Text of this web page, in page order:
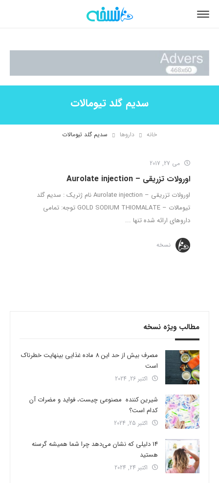
سدیم گلد تیومالات
خانه داروها سدیم گلد تیومالات
می 27, 2017
اورولات تزریقی – Aurolate injection
اورولات تزریقی – Aurolate injection نام ژنریک : سدیم گلد
تیومالات – GOLD SODIUM THIOMALATE توجه: تمامی
داروهای ارائه شده تنها ...
نسخه
مطالب ویژه نسخه
مصرف بیش از حد این 8 ماده غذایی بینهایت خطرناک
است
اکتبر 26, 2024
شیرین کننده مصنوعی چیست، فواید و مضرات آن
کدام است؟
اکتبر 25, 2024
14 دلیلی که نشان می‌دهد چرا شما همیشه گرسنه
هستید
اکتبر 24, 2024